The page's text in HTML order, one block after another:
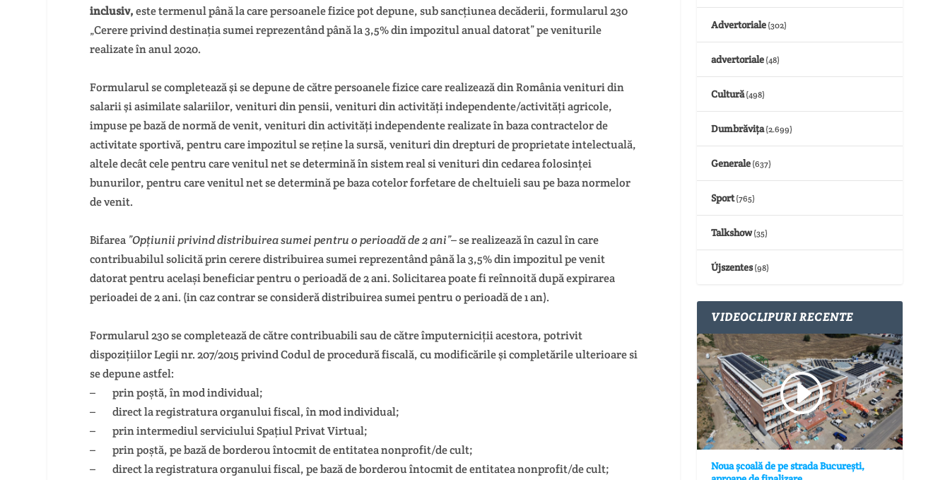
inclusiv,este termenul până la care persoanele fizice pot depune, sub sancțiunea decăderii, formularul 230
„Cerere privind destinația sumei reprezentând până la 3,5% din impozitul anual datorat” pe veniturile
realizate în anul 2020.
Formularul se completează şi se depune de către persoanele fizice care realizează din România venituri din
salarii şi asimilate salariilor, venituri din pensii, venituri din activități independente/activități agricole,
impuse pe bază de normă de venit, venituri din activități independente realizate în baza contractelor de
activitate sportivă, pentru care impozitul se reține la sursă, venituri din drepturi de proprietate intelectuală,
altele decât cele pentru care venitul net se determină în sistem real si venituri din cedarea folosinței
bunurilor, pentru care venitul net se determină pe baza cotelor forfetare de cheltuieli sau pe baza normelor
de venit.
Bifarea ”Opțiunii privind distribuirea sumei pentru o perioadă de 2 ani”– se realizează în cazul în care
contribuabilul solicită prin cerere distribuirea sumei reprezentând până la 3,5% din impozitul pe venit
datorat pentru același beneficiar pentru o perioadă de 2 ani. Solicitarea poate fi reînnoită după expirarea
perioadei de 2 ani. (in caz contrar se consideră distribuirea sumei pentru o perioadă de 1 an).
Formularul 230 se completează de către contribuabili sau de către împuterniciții acestora, potrivit
dispozițiilor Legii nr. 207/2015 privind Codul de procedură fiscală, cu modificările şi completările ulterioare si
se depune astfel:
– prin poștă, în mod individual;
– direct la registratura organului fiscal, în mod individual;
– prin intermediul serviciului Spațiul Privat Virtual;
– prin poștă, pe bază de borderou întocmit de entitatea nonprofit/de cult;
– direct la registratura organului fiscal, pe bază de borderou întocmit de entitatea nonprofit/de cult;
Advertoriale (302)
advertoriale (48)
Cultură(498)
Dumbrăvița(2.699)
Generale (637)
Sport(765)
Talkshow(35)
Újszentes(98)
VIDEOCLIPURI RECENTE
Noua școală de pe strada București,